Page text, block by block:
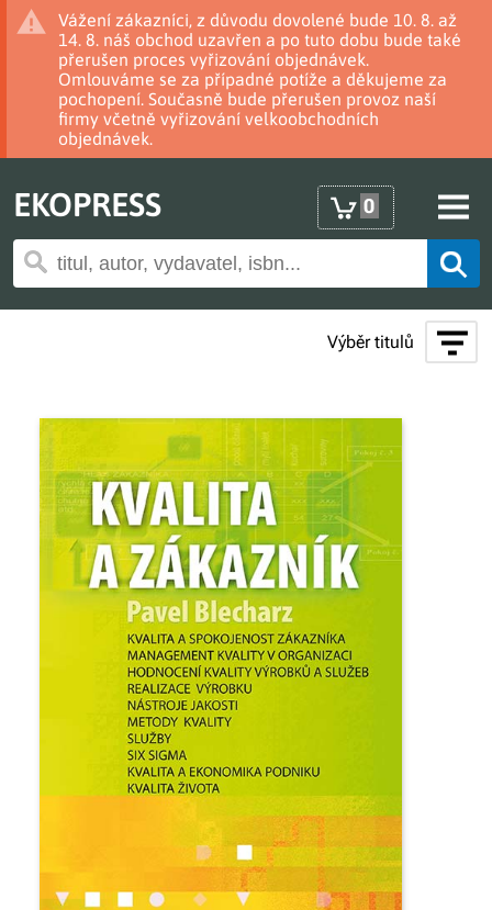
Vážení zákazníci, z důvodu dovolené bude 10. 8. až
14. 8. náš obchod uzavřen a po tuto dobu bude také
přerušen proces vyřizování objednávek.
Omlouváme se za případné potíže a děkujeme za
pochopení. Současně bude přerušen provoz naší
firmy včetně vyřizování velkoobchodních
objednávek.
EKOPRESS 0
Výběr titulů